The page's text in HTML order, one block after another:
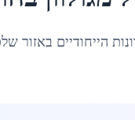
הייחודיים באזור